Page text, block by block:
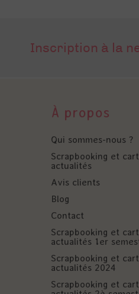
Inscription à la
À propos
Qui sommes-nous ?
Scrapbooking et
actualités
Avis clients
Blog
Contact
Scrapbooking et
actualités 1er
Scrapbooking et
actualités 2024
Scrapbooking et